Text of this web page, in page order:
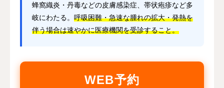
蜂窩織炎・丹毒などの皮膚感染症、帯状疱疹など多
岐にわたる。 呼吸困難・急速な腫れの拡大・発熱を
伴う場合は速やかに医療機関を受診すること。
WEB予約